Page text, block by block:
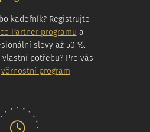
kadeřník? Registrujte
Partner programu a
slevy až 50 %.
potřebu? Pro vás
věrnostní program